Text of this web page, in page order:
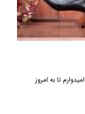
تا به امروز